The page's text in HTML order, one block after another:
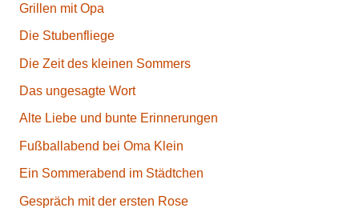
Grillen mit Opa
Die Stubenfliege
Die Zeit des kleinen Sommers
Das ungesagte Wort
Alte Liebe und bunte Erinnerungen
Fußballabend bei Oma Klein
Ein Sommerabend im Städtchen
Gespräch mit der ersten Rose